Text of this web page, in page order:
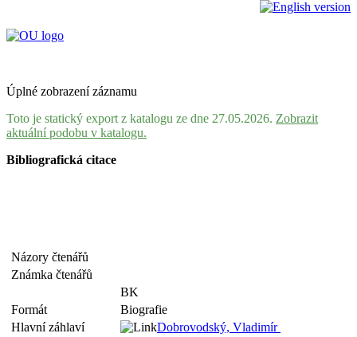
Úplné zobrazení záznamu
Toto je statický export z katalogu ze dne 27.05.2026. Zobrazit
aktuální podobu v katalogu.
Bibliografická citace
Názory čtenářů
Známka čtenářů
BK
Formát
Biografie
Hlavní záhlaví
Dobrovodský, Vladimír